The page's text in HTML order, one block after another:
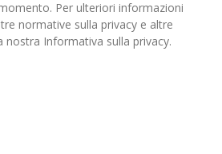
Per ulteriori informazioni
normative sulla privacy e altre
nostra Informativa sulla privacy.